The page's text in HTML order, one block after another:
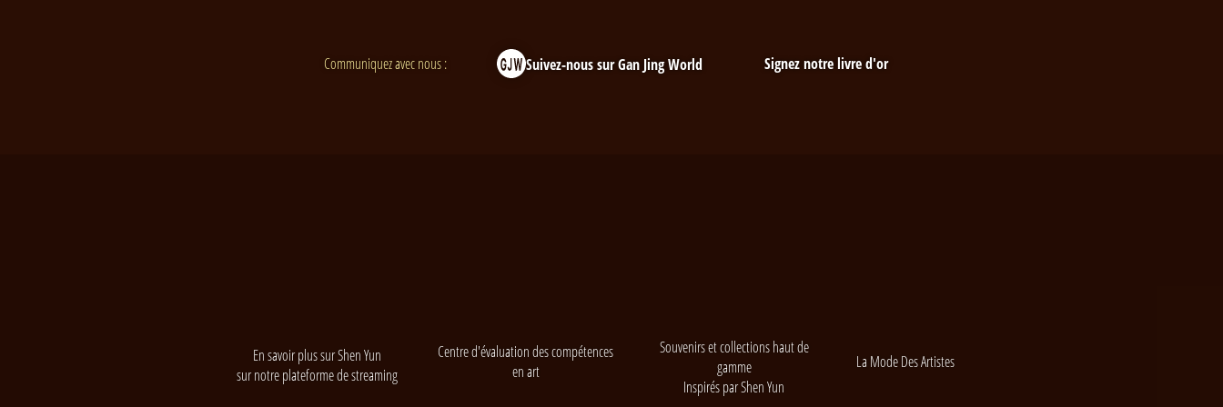
Communiquez avec nous : Suivez-nous sur Gan Jing World Signez notre livre d'or
En savoir plus sur Shen Yun
sur notre plateforme de streaming
Centre d'évaluation des compétences
en art
Souvenirs et collections haut de
gamme
Inspirés par Shen Yun
La Mode Des Artistes